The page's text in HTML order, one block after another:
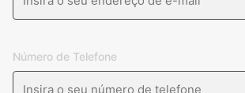
Número de Telefone